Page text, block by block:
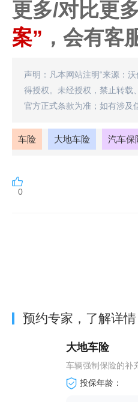
更多/对比更
案” ，会有客
声明：凡本网站注明“来源：
得授权。未经授权，禁止转载
官方正式条款为准；如有涉及
车险 大地车险 汽车保
0
预约专家，了解详情
大地车险
车辆强制保险的补
投保年龄：